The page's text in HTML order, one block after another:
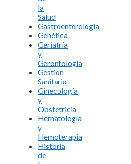
la
Salud
Gastroenterología
Genética
Geriatría
y
Gerontología
Gestión
Sanitaria
Ginecología
y
Obstetricia
Hematología
y
Hemoterapia
Historia
de